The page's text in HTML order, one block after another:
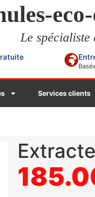
Le spécialiste
Services clients